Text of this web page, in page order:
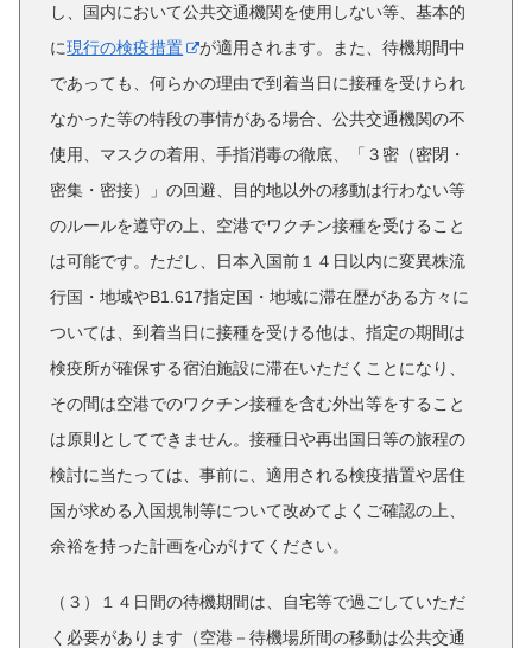
し、国内において公共交通機関を使用しない等、基本的
に現行の検疫措置 が適用されます。
また、待機期間中
であっても、何らかの理由で到着当日に接種を受けられ
なかった等の特段の事情がある場合、公共交通機関の不
使用、マスクの着用、手指消毒の徹底、「３密（密閉・
密集・密接）」の回避、目的地以外の移動は行わない等
のルールを遵守の上、空港でワクチン接種を受けること
は可能です。ただし、日本入国前１４日以内に変異株流
行国・地域やB1.617指定国・地域に滞在歴がある方々に
ついては、到着当日に接種を受ける他は、指定の期間は
検疫所が確保する宿泊施設に滞在いただくことになり、
その間は空港でのワクチン接種を含む外出等をすること
は原則としてできません。接種日や再出国日等の旅程の
検討に当たっては、事前に、適用される検疫措置や居住
国が求める入国規制等について改めてよくご確認の上、
余裕を持った計画を心がけてください。
（３）１４日間の待機期間は、自宅等で過ごしていただ
く必要があります（空港－待機場所間の移動は公共交通